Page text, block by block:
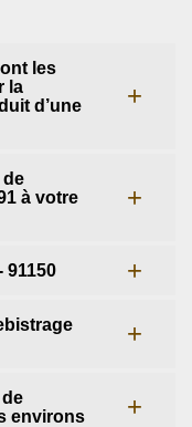
les
la
d’une
de
à votre
91150
environs